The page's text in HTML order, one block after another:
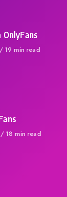
19 min read
18 min read